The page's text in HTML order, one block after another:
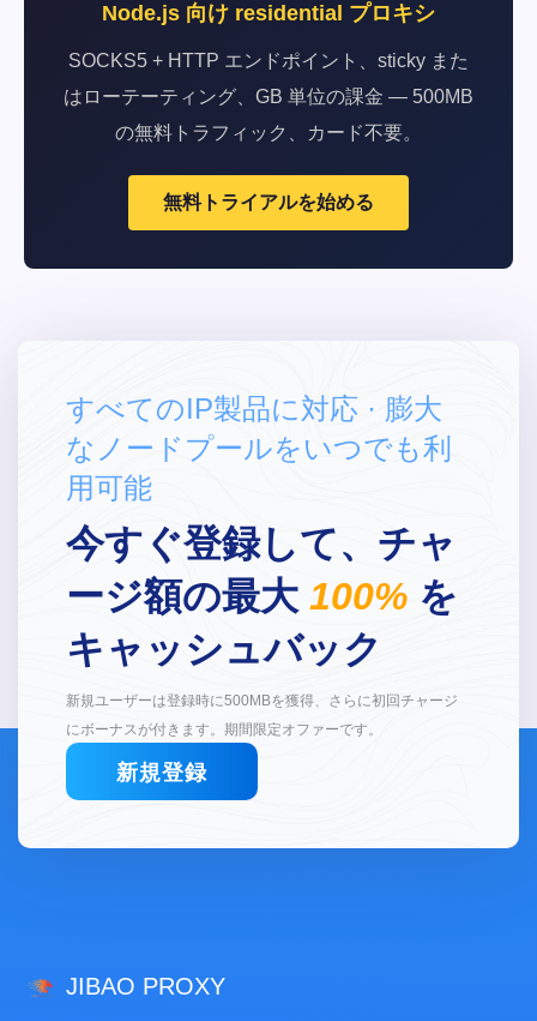
Node.js 向け residential プロキシ
SOCKS5 + HTTP エンドポイント、sticky また
はローテーティング、GB 単位の課金 — 500MB
の無料トラフィック、カード不要。
無料トライアルを始める
すべてのIP製品に対応 · 膨大
なノードプールをいつでも利
用可能
今すぐ登録して、チャ
ージ額の最大 100% を
キャッシュバック
新規ユーザーは登録時に500MBを獲得、さらに初回チャージ
にボーナスが付きます。期間限定オファーです。
新規登録
JIBAO PROXY